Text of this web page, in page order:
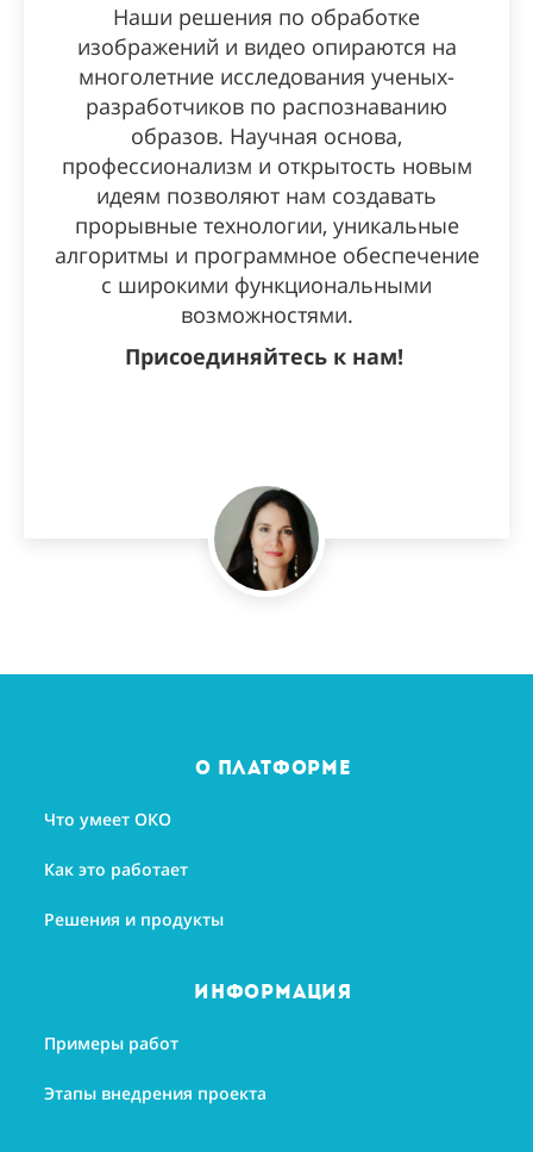
Наши решения по обработке
изображений и видео опираются на
многолетние исследования ученых-
разработчиков по распознаванию
образов. Научная основа,
профессионализм и открытость новым
идеям позволяют нам создавать
прорывные технологии, уникальные
алгоритмы и программное обеспечение
с широкими функциональными
возможностями.
Присоединяйтесь к нам!
О платформе
Что умеет ОКО
Как это работает
Решения и продукты
информация
Примеры работ
Этапы внедрения проекта